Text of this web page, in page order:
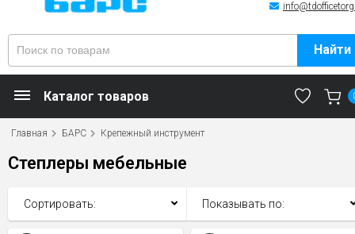
Найти
Каталог товаров
Главная БАРС Крепежный инструмент
Степлеры мебельные
Сортировать: Показывать по: